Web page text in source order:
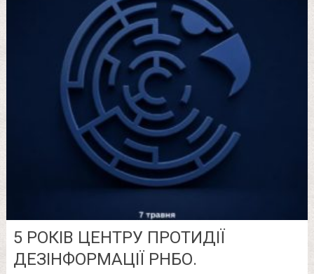
5 РОКІВ ЦЕНТРУ ПРОТИДІЇ
ДЕЗІНФОРМАЦІЇ РНБО.